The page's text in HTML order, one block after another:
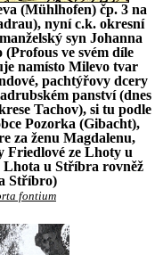
(Mühlhofen) čp. 3 na
nyní c.k. okresní
syn Johanna
ve svém díle
namísto Milevo tvar
pachtýřovy dcery
panství (dnes
Tachov), si tu podle
Pozorka (Gibacht),
za ženu Magdalenu,
Friedlové ze Lhoty u
Lhota u Stříbra rovněž
Stříbro)
fontium